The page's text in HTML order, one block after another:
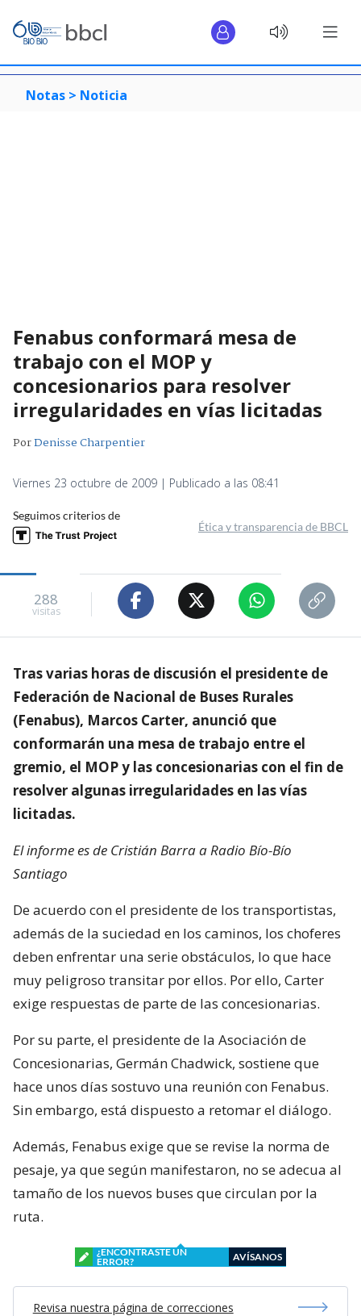
Notas > Noticia
Fenabus conformará mesa de
trabajo con el MOP y
concesionarios para resolver
irregularidades en vías licitadas
PorDenisse Charpentier
Viernes 23 octubre de 2009 | Publicado a las 08:41
Seguimos criterios de
Ética y transparencia de BBCL
288
visitas
Tras varias horas de discusión el presidente de
Federación de Nacional de Buses Rurales
(Fenabus), Marcos Carter, anunció que
conformarán una mesa de trabajo entre el
gremio, el MOP y las concesionarias con el fin de
resolver algunas irregularidades en las vías
licitadas.
El informe es de Cristián Barra a Radio Bío-Bío
Santiago
De acuerdo con el presidente de los transportistas,
además de la suciedad en los caminos, los choferes
deben enfrentar una serie obstáculos, lo que hace
muy peligroso transitar por ellos. Por ello, Carter
exige respuestas de parte de las concesionarias.
Por su parte, el presidente de la Asociación de
Concesionarias, Germán Chadwick, sostiene que
hace unos días sostuvo una reunión con Fenabus.
Sin embargo, está dispuesto a retomar el diálogo.
Además, Fenabus exige que se revise la norma de
pesaje, ya que según manifestaron, no se adecua al
tamaño de los nuevos buses que circulan por la
ruta.
¿ENCONTRASTE UN
ERROR?
AVÍSANOS
Revisa nuestra página de correcciones